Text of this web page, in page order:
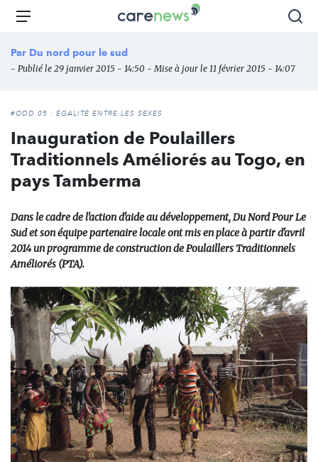
Aller
principal
Carenews,
média
des
l'engagement
Menu
Par Du nord pour le sud
- Publié le 29 janvier 2015 - 14:50 - Mise à jour le 11 février 2015 - 14:07
#ODD 05 : ÉGALITÉ ENTRE LES SEXES
Inauguration de Poulaillers
Traditionnels Améliorés au Togo, en
pays Tamberma
Dans le cadre de l'action d'aide au développement, Du Nord Pour Le
Sud et son équipe partenaire locale ont mis en place à partir d'avril
2014 un programme de construction de Poulaillers Traditionnels
Améliorés (PTA).